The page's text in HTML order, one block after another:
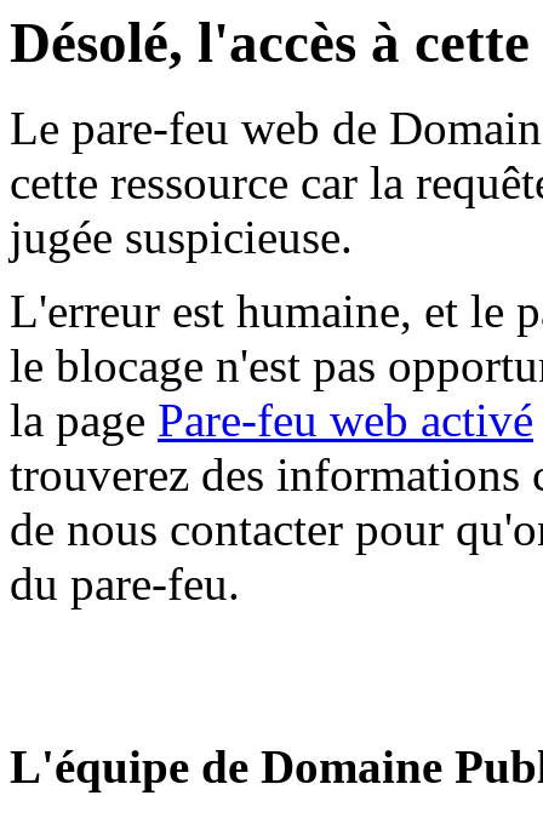
Désolé, l'accès à
Le pare-feu web de
cette ressource car la
jugée suspicieuse.
L'erreur est humaine, et le
le blocage n'est pas
la page Pare-feu web activé
trouverez des informations
de nous contacter pour
du pare-feu.
L'équipe de Domaine